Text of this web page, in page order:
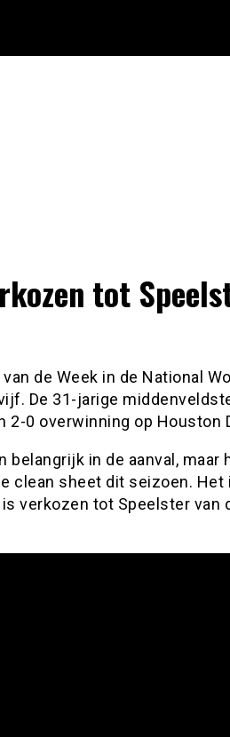
tot
de Week in de National
De 31-jarige
2-0 overwinning op Houston
belangrijk in de aanval, maar
clean sheet dit seizoen. Het
verkozen tot Speelster van